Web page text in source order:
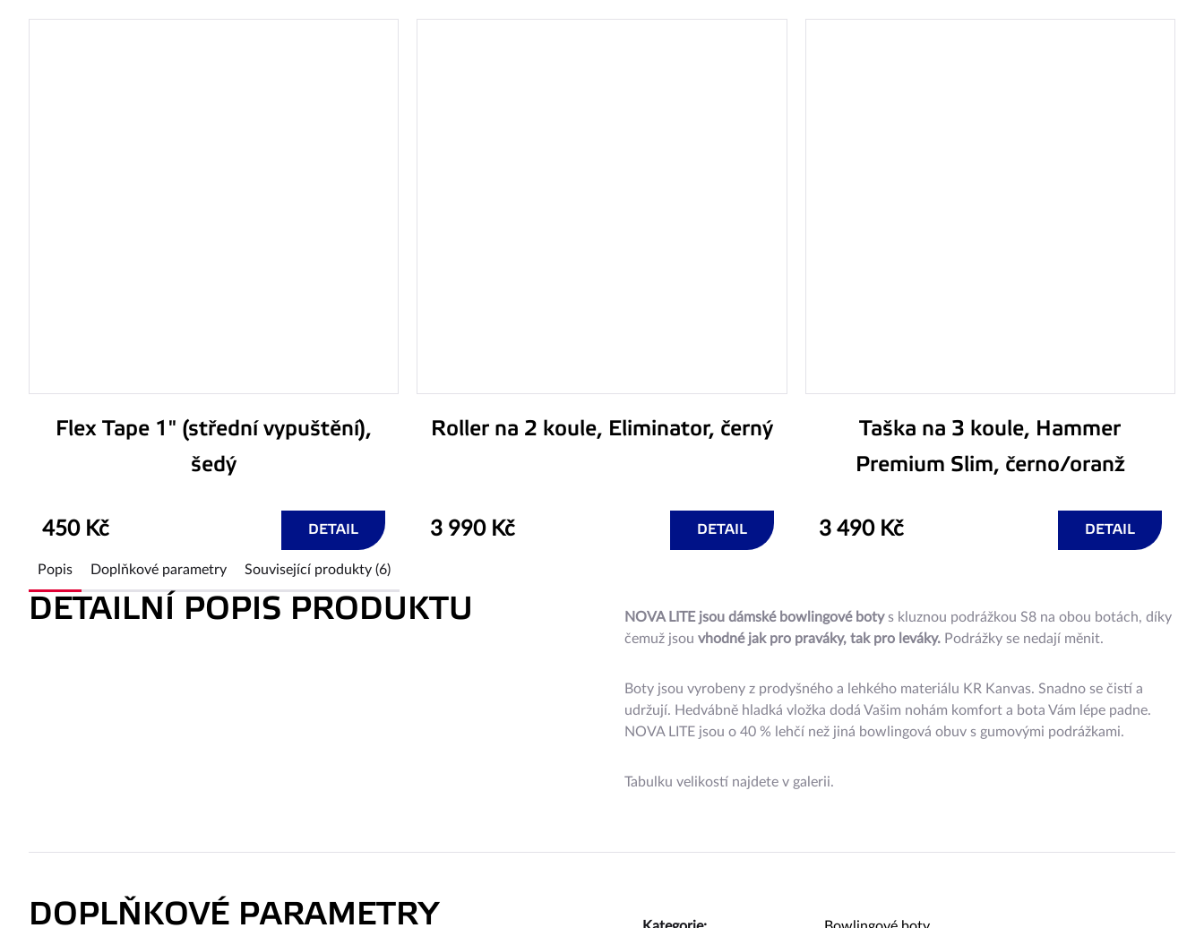
Flex Tape 1" (střední vypuštění),
šedý
450 Kč DETAIL
Roller na 2 koule, Eliminator, černý
3 990 Kč DETAIL
Taška na 3 koule, Hammer
Premium Slim, černo/oranž
3 490 Kč DETAIL
Popis Doplňkové parametry Související produkty (6)
DETAILNÍ POPIS PRODUKTU NOVA LITE jsou dámské bowlingové botys kluznou podrážkou S8 na obou botách, díky
čemuž jsou vhodné jak pro praváky, tak pro leváky. Podrážky se nedají měnit.
Boty jsou vyrobeny z prodyšného a lehkého materiálu KR Kanvas. Snadno se čistí a
udržují. Hedvábně hladká vložka dodá Vašim nohám komfort a bota Vám lépe padne.
NOVA LITE jsou o 40 % lehčí než jiná bowlingová obuv s gumovými podrážkami.
Tabulku velikostí najdete v galerii.
DOPLŇKOVÉ PARAMETRY